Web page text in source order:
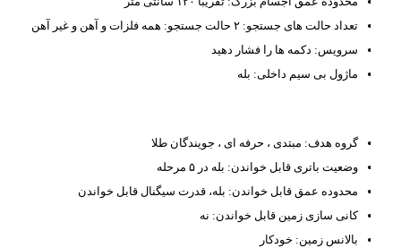
تعداد حالت های جستجو: ۲ حالت جستجو: همه فلزات و آهن و غیر آهن
سرویس: دکمه ها را فشار دهید
ماژول بی سیم داخلی: بله
گروه هدف: مبتدی ، حرفه ای ، جویندگان طلا
وضعیت باتری قابل خواندن: بله در ۵ مرحله
محدوده عمق قابل خواندن: بله، قدرت سیگنال قابل خواندن
کانی سازی زمین قابل خواندن: نه
بالانس زمین: خودکار